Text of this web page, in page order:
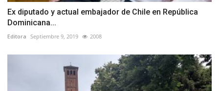
Ex diputado y actual embajador de Chile en República
Dominicana...
Editora Septiembre 9, 2019 2008